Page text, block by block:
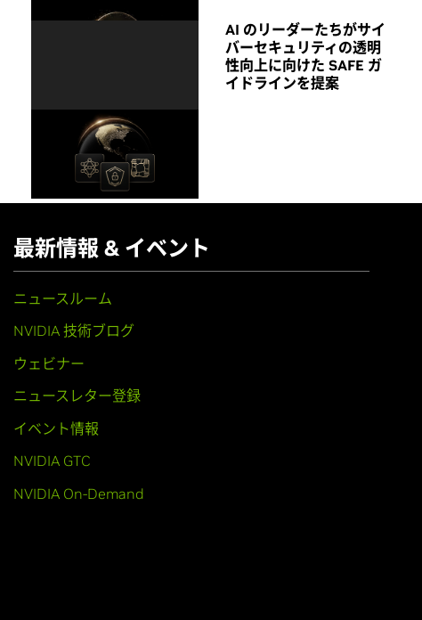
AI のリーダーたちがサイ
バーセキュリティの透明
性向上に向けた SAFE ガ
イドラインを提案
最新情報 & イベント
ニュースルーム
NVIDIA 技術ブログ
ウェビナー
ニュースレター登録
イベント情報
NVIDIA GTC
NVIDIA On-Demand